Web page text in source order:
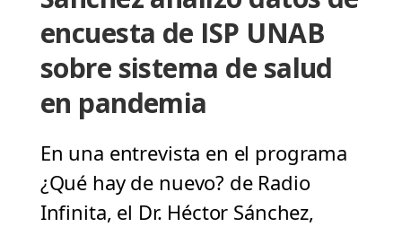
encuesta de ISP UNAB
sobre sistema de salud
en pandemia
En una entrevista en el programa
¿Qué hay de nuevo? de Radio
Infinita, el Dr. Héctor Sánchez,